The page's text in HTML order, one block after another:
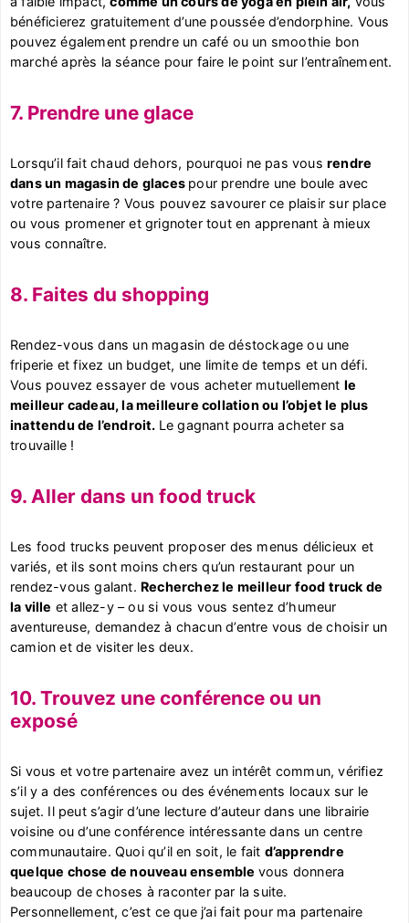
bénéficierez gratuitement d’une poussée d’endorphine. Vous
pouvez également prendre un café ou un smoothie bon
marché après la séance pour faire le point sur l’entraînement.
7. Prendre une glace
Lorsqu’il fait chaud dehors, pourquoi ne pas vous rendre
dans un magasin de glaces pour prendre une boule avec
votre partenaire ? Vous pouvez savourer ce plaisir sur place
ou vous promener et grignoter tout en apprenant à mieux
vous connaître.
8. Faites du shopping
Rendez-vous dans un magasin de déstockage ou une
friperie et fixez un budget, une limite de temps et un défi.
Vous pouvez essayer de vous acheter mutuellement le
meilleur cadeau, la meilleure collation ou l’objet le plus
inattendu de l’endroit. Le gagnant pourra acheter sa
trouvaille !
9. Aller dans un food truck
Les food trucks peuvent proposer des menus délicieux et
variés, et ils sont moins chers qu’un restaurant pour un
rendez-vous galant. Recherchez le meilleur food truck de
la ville et allez-y – ou si vous vous sentez d’humeur
aventureuse, demandez à chacun d’entre vous de choisir un
camion et de visiter les deux.
10. Trouvez une conférence ou un
exposé
Si vous et votre partenaire avez un intérêt commun, vérifiez
s’il y a des conférences ou des événements locaux sur le
sujet. Il peut s’agir d’une lecture d’auteur dans une librairie
voisine ou d’une conférence intéressante dans un centre
communautaire. Quoi qu’il en soit, le fait d’apprendre
quelque chose de nouveau ensemble vous donnera
beaucoup de choses à raconter par la suite.
Personnellement, c’est ce que j’ai fait pour ma partenaire